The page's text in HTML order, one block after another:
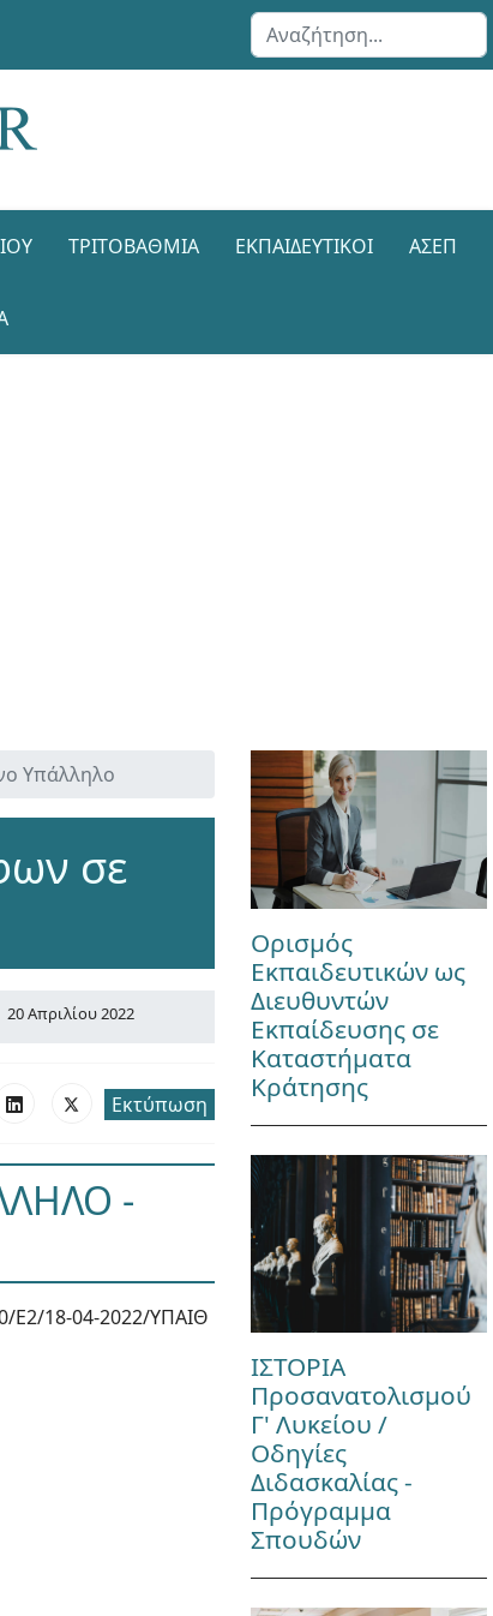
Αναζήτηση...
ΤΡΙΤΟΒΆΘΜΙΑ ΕΚΠΑΙΔΕΥΤΙΚΟΊ ΑΣΕΠ
Υπάλληλο
σε
20 Απριλίου 2022
Εκτύπωση
-
Ε2/18-04-2022/ΥΠΑΙΘ
Ορισμός
Εκπαιδευτικών ως
Διευθυντών
Εκπαίδευσης σε
Καταστήματα
Κράτησης
ΙΣΤΟΡΙΑ
Προσανατολισμού
Γ' Λυκείου /
Οδηγίες
Διδασκαλίας -
Πρόγραμμα
Σπουδών